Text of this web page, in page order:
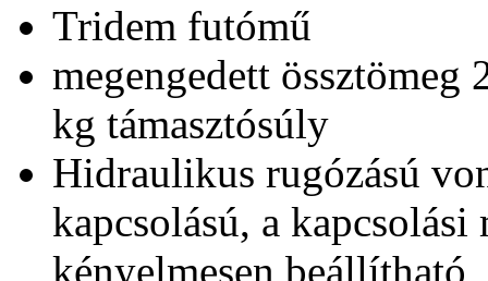
Tridem futómű
megengedett össztömeg
kg támasztósúly
Hidraulikus rugózású
kapcsolású, a kapcsolási
kényelmesen beállítható